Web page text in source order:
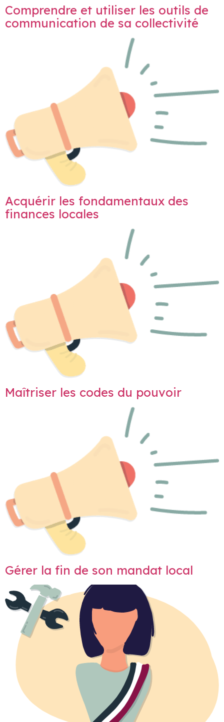
Comprendre et utiliser les outils de
communication de sa collectivité
Acquérir les fondamentaux des
finances locales
Maîtriser les codes du pouvoir
Gérer la fin de son mandat local